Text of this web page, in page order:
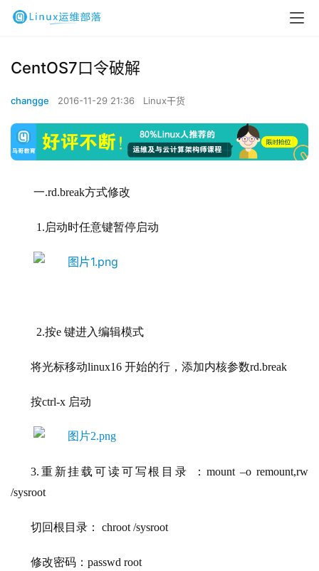
CentOS7口令破解
changge 2016-11-29 21:36 Linux干货
一.rd.break方式修改
1. 启动时任意键暂停启动
2.按e 键进入编辑模式
将光标移动linux16 开始的行，添加内核参数rd.break
按ctrl-x 启动
3.重新挂载可读可写根目录 ：mount –o remount,rw
/sysroot
切回根目录： chroot /sysroot
修改密码： passwd root